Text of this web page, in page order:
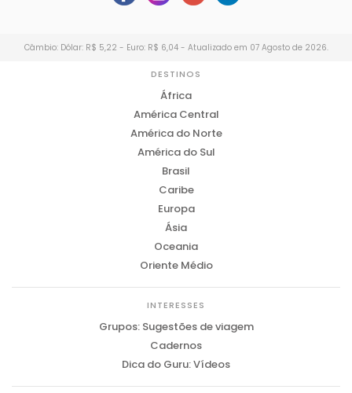
Câmbio: Dólar: R$ 5,22 - Euro: R$ 6,04 - Atualizado em 07 Agosto de 2026.
DESTINOS
África
América Central
América do Norte
América do Sul
Brasil
Caribe
Europa
Ásia
Oceania
Oriente Médio
INTERESSES
Grupos: Sugestões de viagem
Cadernos
Dica do Guru: Vídeos